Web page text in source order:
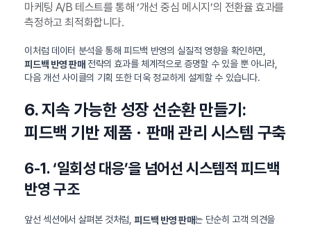
마케팅 A/B 테스트를 통해 ‘개선 중심 메시지’의 전환율 효과를
측정하고 최적화합니다.
이처럼 데이터 분석을 통해 피드백 반영의 실질적 영향을 확인하면,
피드백 반영 판매전략의 효과를 체계적으로 증명할 수 있을 뿐 아니라,
다음 개선 사이클의 기획 또한 더욱 정교하게 설계할 수 있습니다.
6. 지속 가능한 성장 선순환 만들기:
피드백 기반 제품ㆍ판매 관리 시스템 구축
6-1. ‘일회성 대응’을 넘어선 시스템적 피드백
반영 구조
앞선 섹션에서 살펴본 것처럼,피드백 반영 판매는 단순히 고객 의견을